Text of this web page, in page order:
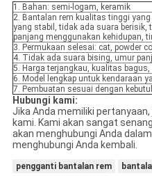
1. Bahan: semi-logam, keramik
2. Bantalan rem kualitas tinggi
yang stabil, tidak ada suara berisik,
panjang menggunakan kehidupan,
3. Permukaan selesai: cat, powder
4. Tidak ada suara bising, umur
5. Harga terjangkau, kualitas bagus,
6. Model lengkap untuk kendaraan
7. Pembuatan sesuai dengan
Hubungi kami:
Jika Anda memiliki
kami. Kami akan sangat
akan menghubungi Anda
menghubungi Anda kembali.
pengganti bantalan rem